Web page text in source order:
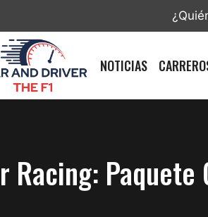
NOTICIAS
Paquete